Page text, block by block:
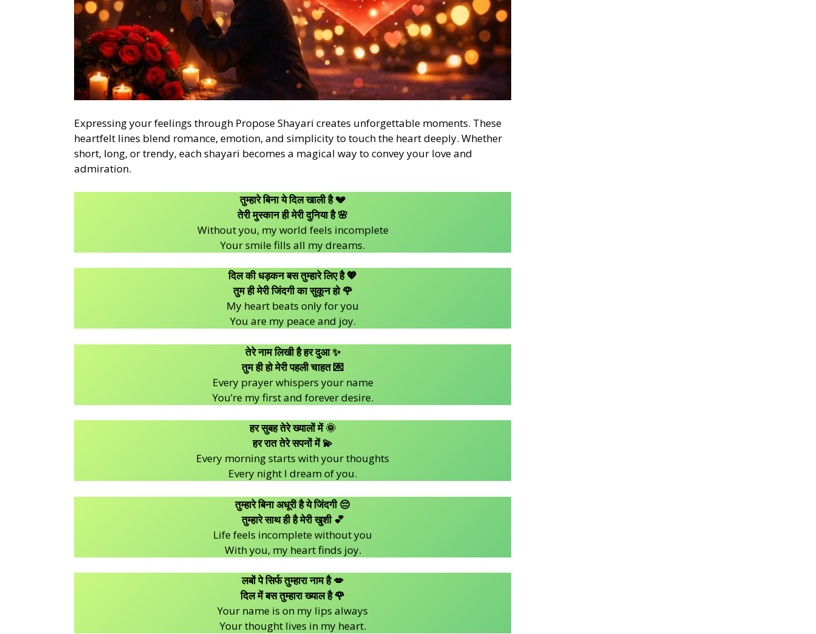
Expressing your feelings through Propose Shayari creates unforgettable moments. These
heartfelt lines blend romance, emotion, and simplicity to touch the heart deeply. Whether
short, long, or trendy, each shayari becomes a magical way to convey your love and
admiration.
तुम्हारे बिना ये दिल खाली है 💔
तेरी मुस्कान ही मेरी दुनिया है 🌸
Without you, my world feels incomplete
Your smile fills all my dreams.
दिल की धड़कन बस तुम्हारे लिए है 💖
तुम ही मेरी जिंदगी का सुकून हो 🌹
My heart beats only for you
You are my peace and joy.
तेरे नाम लिखी है हर दुआ ✨
तुम ही हो मेरी पहली चाहत 💌
Every prayer whispers your name
You’re my first and forever desire.
हर सुबह तेरे ख्यालों में 🌞
हर रात तेरे सपनों में 💫
Every morning starts with your thoughts
Every night I dream of you.
तुम्हारे बिना अधूरी है ये जिंदगी 😔
तुम्हारे साथ ही है मेरी खुशी 💕
Life feels incomplete without you
With you, my heart finds joy.
लबों पे सिर्फ तुम्हारा नाम है 💋
दिल में बस तुम्हारा ख्याल है 🌹
Your name is on my lips always
Your thought lives in my heart.